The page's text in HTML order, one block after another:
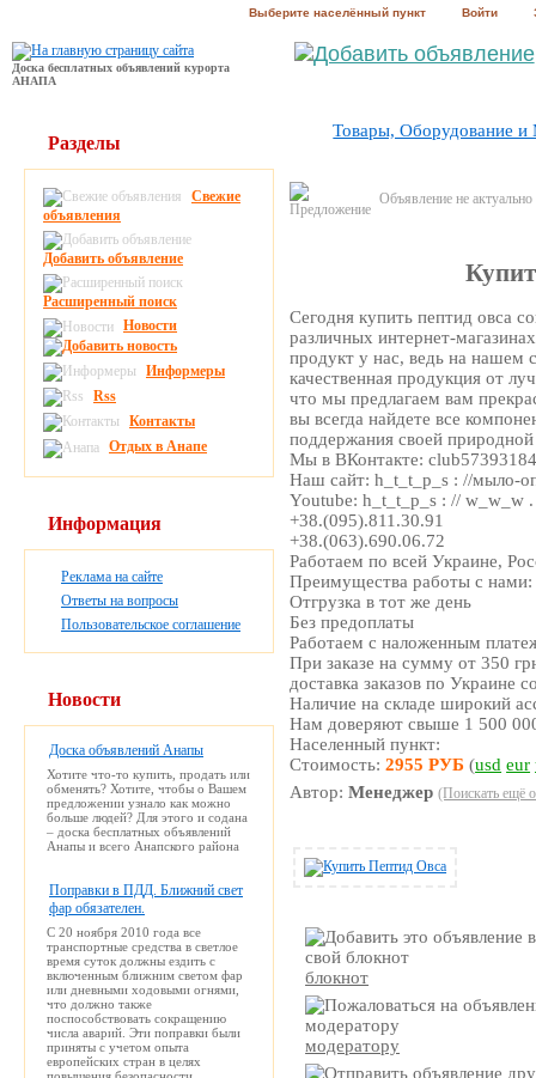
Выберите населённый пункт Войти
Доска бесплатных объявлений курорта
АНАПА
Товары, Оборудование и
Объявление не
Сегодня купить пептид овса
различных интернет-
продукт у нас, ведь на нашем
качественная продукция от
что мы предлагаем вам
вы всегда найдете все
поддержания своей
Мы в ВКонтакте:
Наш сайт: h_t_t_p_s : //мыло-
Youtube: h_t_t_p_s : // w_w_w
+38.(095).811.30.91
+38.(063).690.06.72
Работаем по всей Украине,
Преимущества работы с нами:
Отгрузка в тот же день
Без предоплаты
Работаем с наложенным
При заказе на сумму от 350
доставка заказов по Украине
Наличие на складе широкий
Нам доверяют свыше 1 500
Населенный пункт:
Стоимость:2955 РУБ (usd eur
Автор:Менеджер (Поискать ещё
блокнот
модератору
Разделы
Свежие
объявления
Добавить объявление
Расширенный поиск
Новости
Информеры
Rss
Контакты
Отдых в Анапе
Информация
Реклама на сайте
Ответы на вопросы
Пользовательское соглашение
Новости
Доска объявлений Анапы
Хотите что-то купить, продать или
обменять? Хотите, чтобы о Вашем
предложении узнало как можно
больше людей? Для этого и содана
– доска бесплатных объявлений
Анапы и всего Анапского района
Поправки в ПДД. Ближний свет
фар обязателен.
С 20 ноября 2010 года все
транспортные средства в светлое
время суток должны ездить с
включенным ближним светом фар
или дневными ходовыми огнями,
что должно также
поспособствовать сокращению
числа аварий. Эти поправки были
приняты с учетом опыта
европейских стран в целях
повышения безопасности